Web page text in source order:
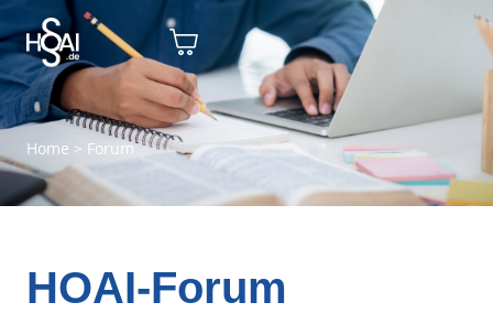
Home > Forum
HOAI-Forum